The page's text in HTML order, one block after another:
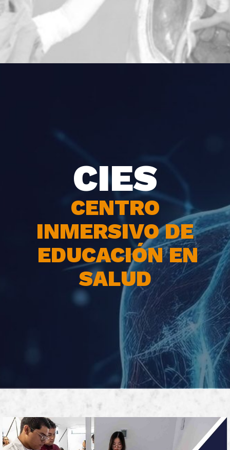
CIES
CENTRO
INMERSIVO DE
EDUCACIÓN EN
SALUD